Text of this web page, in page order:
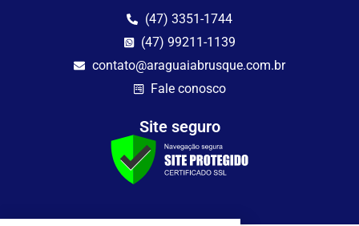
(47) 3351-1744
(47) 99211-1139
contato@araguaiabrusque.com.br
Fale conosco
Site seguro